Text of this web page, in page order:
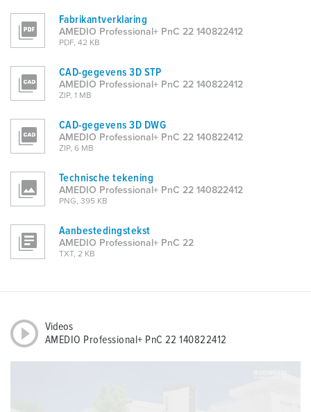
Fabrikantverklaring
AMEDIO Professional+ PnC 22 140822412
PDF, 42 KB
CAD-gegevens 3D STP
AMEDIO Professional+ PnC 22 140822412
ZIP, 1 MB
CAD-gegevens 3D DWG
AMEDIO Professional+ PnC 22 140822412
ZIP, 6 MB
Technische tekening
AMEDIO Professional+ PnC 22 140822412
PNG, 395 KB
Aanbestedingstekst
AMEDIO Professional+ PnC 22
TXT, 2 KB
Videos
AMEDIO Professional+ PnC 22 140822412